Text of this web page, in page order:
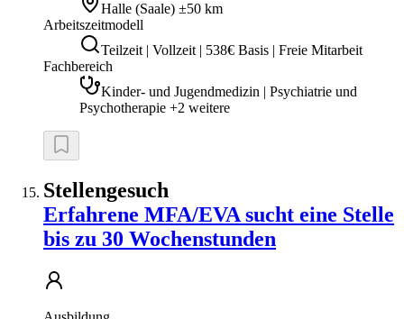
Halle (Saale) ±50 km
Arbeitszeitmodell
Teilzeit | Vollzeit | 538€ Basis | Freie Mitarbeit
Fachbereich
Kinder- und Jugendmedizin | Psychiatrie und
Psychotherapie +2 weitere
Stellengesuch
Erfahrene MFA/EVA sucht eine Stelle
bis zu 30 Wochenstunden